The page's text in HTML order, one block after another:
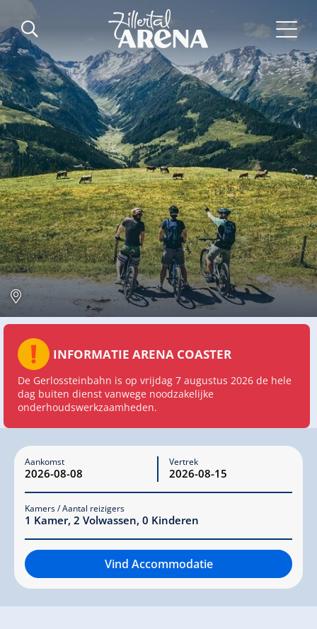
INFORMATIE ARENA COASTER
De Gerlossteinbahn is op vrijdag 7 augustus 2026 de hele
dag buiten dienst vanwege noodzakelijke
onderhoudswerkzaamheden.
Aankomst Vertrek
Kamers / Aantal reizigers
1 Kamer, 2 Volwassen, 0 Kinderen
Vind Accommodatie